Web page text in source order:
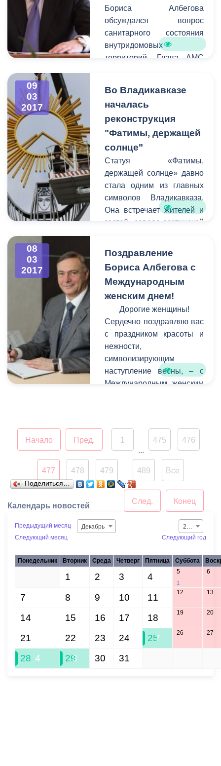
Бориса Албегова
обсуждался вопрос
санитарного состояния
внутридомовых
территорий. Глава АМС
жителями
многоквартирных домов.
Так как вышеуказанные
территории являются
зоной ответственности
управляющих компаний
совместно,
закону не имеет права
наводить на них порядок.
09
03
2017
Во Владикавказе
началась
реконструкция
"Фатимы, держащей
солнце"
Статуя «Фатимы,
держащей солнце» давно
стала одним из главных
символов Владикавказа.
Она встречает жителей и
гостей северо-осетинской
К сожалению, в последние
годы вид сооружения
оставлял желать лучшего -
оно пострадало от
коррозии, стала заметной
усталость металла.
08
03
2017
Поздравление
Бориса Албегова с
Международным
женским днем!
Дорогие женщины!
Сердечно поздравляю вас
с праздником красоты и
нежности,
символизирующим
наступление весны, – с
Международным женским
Начало Пред.
1
...
475 476
477 478
479
...
489 Все
Конец
След.
Поделиться…
Календарь новостей
Предыдущий месяц
Декабрь
Следующий месяц
2015
Следующий год
Понедельник Вторник Среда Четверг Пятница Суббота
1 2 3 4 5
1
6
7 8 9 10 11 12 13
14 15 16 17 18 19 20
21 22 23 24 25
7 26 27
28 4 29
3 30 31